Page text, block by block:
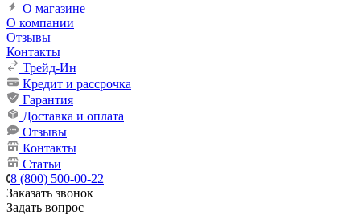
О магазине
О компании
Отзывы
Контакты
Трейд-Ин
Кредит и рассрочка
Гарантия
Доставка и оплата
Отзывы
Контакты
Статьи
8 (800) 500-00-22
Заказать звонок
Задать вопрос